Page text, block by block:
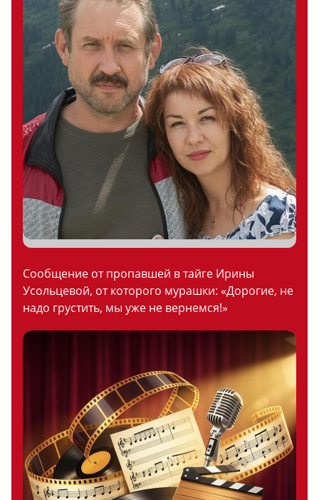
Сообщение от пропавшей в тайге Ирины
Усольцевой, от которого мурашки: «Дорогие, не
надо грустить, мы уже не вернемся!»